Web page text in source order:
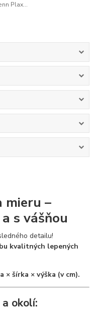
Plax...
mieru –
s vášňou
detailu!
kvalitných lepených
× šírka × výška (v cm).
okolí: